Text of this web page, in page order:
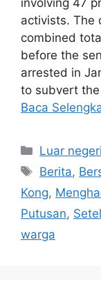
involving 47
activists. The
combined
before the
arrested in
to subvert
Baca
Kategori
Luar negeri
Tag
Berita,
Kong,
Putusan,
warga